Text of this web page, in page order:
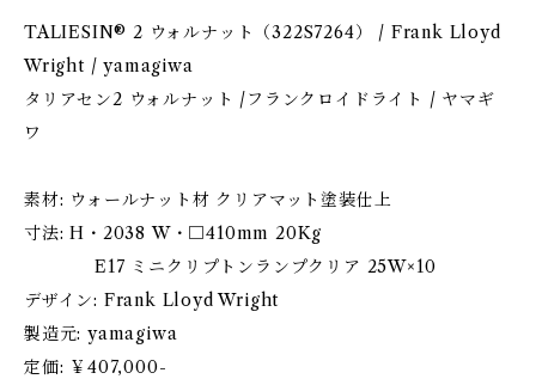
TALIESIN® 2 ウォルナット（322S7264） / Frank Lloyd
Wright / yamagiwa
タリアセン2 ウォルナット /フランクロイドライト / ヤマギ
ワ
素材: ウォールナット材 クリアマット塗装仕上
寸法: H・2038 W・□410mm 20Kg
E17 ミニクリプトンランプクリア 25W×10
デザイン: Frank Lloyd Wright
製造元: yamagiwa
定価: ￥407‚000-